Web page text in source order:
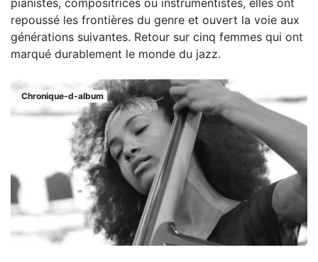
pianistes, compositrices ou instrumentistes, elles ont
repoussé les frontières du genre et ouvert la voie aux
générations suivantes. Retour sur cinq femmes qui ont
marqué durablement le monde du jazz.
Chronique-d-album